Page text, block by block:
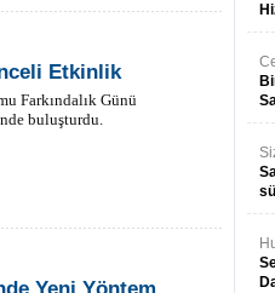
Etkinlik
Farkındalık Günü
buluşturdu.